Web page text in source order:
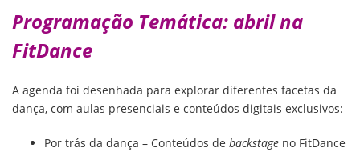
Programação Temática: abril na
FitDance
A agenda foi desenhada para explorar diferentes facetas da
dança, com aulas presenciais e conteúdos digitais exclusivos:
Por trás da dança – Conteúdos de backstage no FitDance